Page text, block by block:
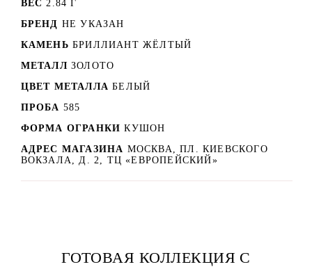
ВЕС 2.84 Г
БРЕНД НЕ УКАЗАН
КАМЕНЬ БРИЛЛИАНТ ЖЁЛТЫЙ
МЕТАЛЛ ЗОЛОТО
ЦВЕТ МЕТАЛЛА БЕЛЫЙ
ПРОБА 585
ФОРМА ОГРАНКИ КУШОН
АДРЕС МАГАЗИНА МОСКВА, ПЛ. КИЕВСКОГО
ВОКЗАЛА, Д. 2, ТЦ «ЕВРОПЕЙСКИЙ»
ГОТОВАЯ КОЛЛЕКЦИЯ С